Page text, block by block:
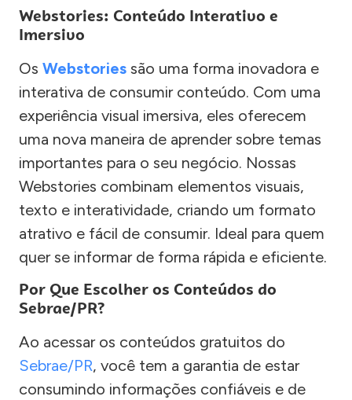
Webstories: Conteúdo Interativo e
Imersivo
Os Webstories são uma forma inovadora e
interativa de consumir conteúdo. Com uma
experiência visual imersiva, eles oferecem
uma nova maneira de aprender sobre temas
importantes para o seu negócio. Nossas
Webstories combinam elementos visuais,
texto e interatividade, criando um formato
atrativo e fácil de consumir. Ideal para quem
quer se informar de forma rápida e eficiente.
Por Que Escolher os Conteúdos do
Sebrae/PR?
Ao acessar os conteúdos gratuitos do
Sebrae/PR, você tem a garantia de estar
consumindo informações confiáveis e de